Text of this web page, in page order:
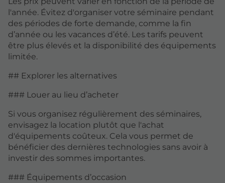
l'année. Évitez d'organiser votre séminaire pendant
des périodes de forte demande, comme la fin
d’année ou les vacances d’été. Les tarifs peuvent
être plus élevés et la disponibilité des équipements
limitée.
## Explorer les alternatives
### Louer au lieu d’acheter
Si vous organisez régulièrement des séminaires,
envisagez la location plutôt que l'achat
d'équipements coûteux. Cela vous permet de
bénéficier des dernières technologies sans avoir à
investir des sommes importantes.
### Équipements d’occasion